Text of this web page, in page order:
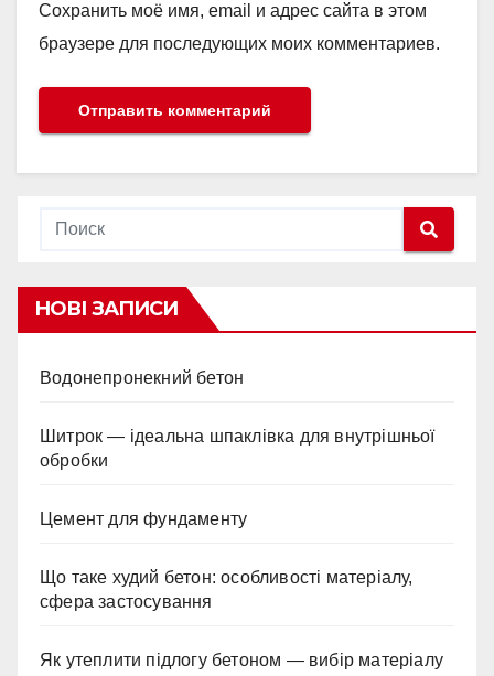
Сохранить моё имя, email и адрес сайта в этом
браузере для последующих моих комментариев.
НОВІ ЗАПИСИ
Водонепронекний бетон
Шитрок — ідеальна шпаклівка для внутрішньої
обробки
Цемент для фундаменту
Що таке худий бетон: особливості матеріалу,
сфера застосування
Як утеплити підлогу бетоном — вибір матеріалу